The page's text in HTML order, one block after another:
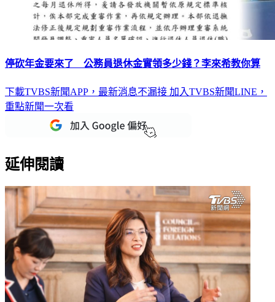
停砍年金要來了 公務員退休金實領多少錢？李來希教你算
下載TVBS新聞APP，最新消息不漏接 加入TVBS新聞LINE，
重點新聞一次看
延伸閱讀